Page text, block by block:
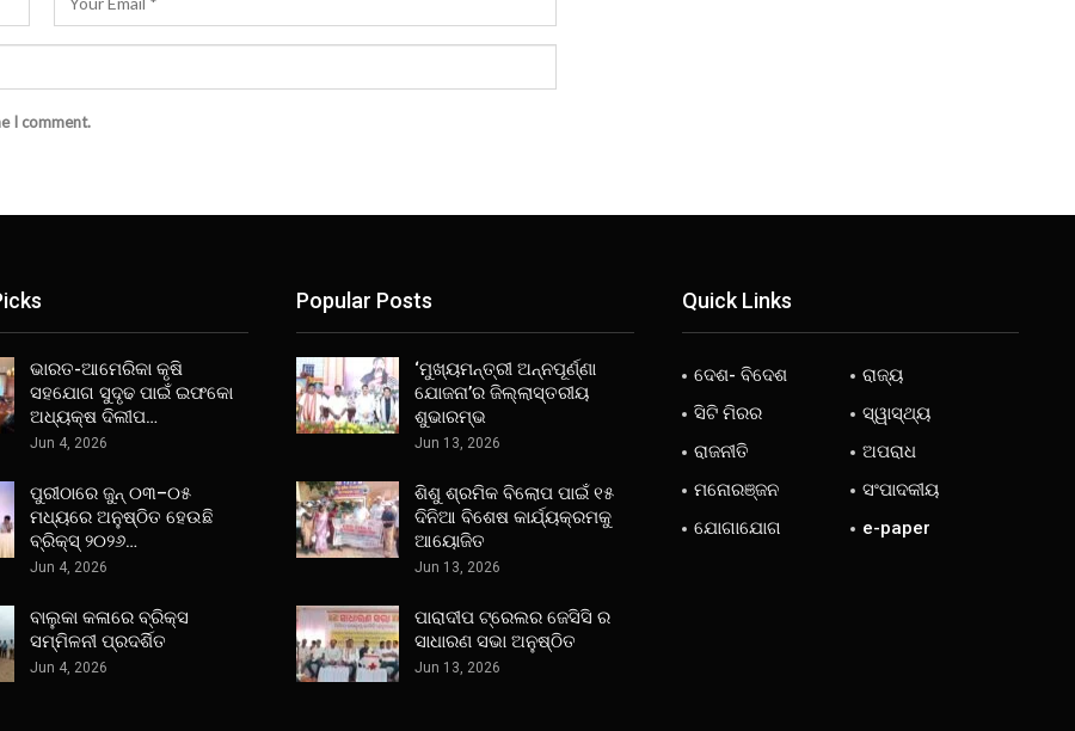
I comment.
ଭାରତ-ଆମେରିକା କୃଷି
ସହଯୋଗ ସୁଦୃଢ ପାଇଁ ଇଫକୋ
ଅଧ୍ୟକ୍ଷ ଦିଲୀପ…
Jun 4, 2026
ପୁରୀଠାରେ ଜୁନ୍ ୦୩–୦୫
ମଧ୍ୟରେ ଅନୁଷ୍ଠିତ ହେଉଛି
ବ୍ରିକ୍ସ୍ ୨୦୨୬…
Jun 4, 2026
ବାଲୁକା କଳାରେ ବ୍ରିକ୍ସ
ସମ୍ମିଳନୀ ପ୍ରଦର୍ଶିତ
Jun 4, 2026
Popular Posts
‘ମୁଖ୍ୟମନ୍ତ୍ରୀ ଅନ୍ନପୂର୍ଣ୍ଣା
ଯୋଜନା’ର ଜିଲ୍ଲାସ୍ତରୀୟ
ଶୁଭାରମ୍ଭ
Jun 13, 2026
ଶିଶୁ ଶ୍ରମିକ ବିଲୋପ ପାଇଁ ୧୫
ଦିନିଆ ବିଶେଷ କାର୍ଯ୍ୟକ୍ରମକୁ
ଆୟୋଜିତ
Jun 13, 2026
ପାରାଦୀପ ଟ୍ରେଲର ଜେସିସି ର
ସାଧାରଣ ସଭା ଅନୁଷ୍ଠିତ
Jun 13, 2026
Quick Links
ଦେଶ- ବିଦେଶ
ରାଜ୍ୟ
ସିଟି ମିରର
ସ୍ୱାସ୍ଥ୍ୟ
ରାଜନୀତି
ଅପରାଧ
ମନୋରଞ୍ଜନ
ସଂପାଦକୀୟ
ଯୋଗାଯୋଗ
e-paper